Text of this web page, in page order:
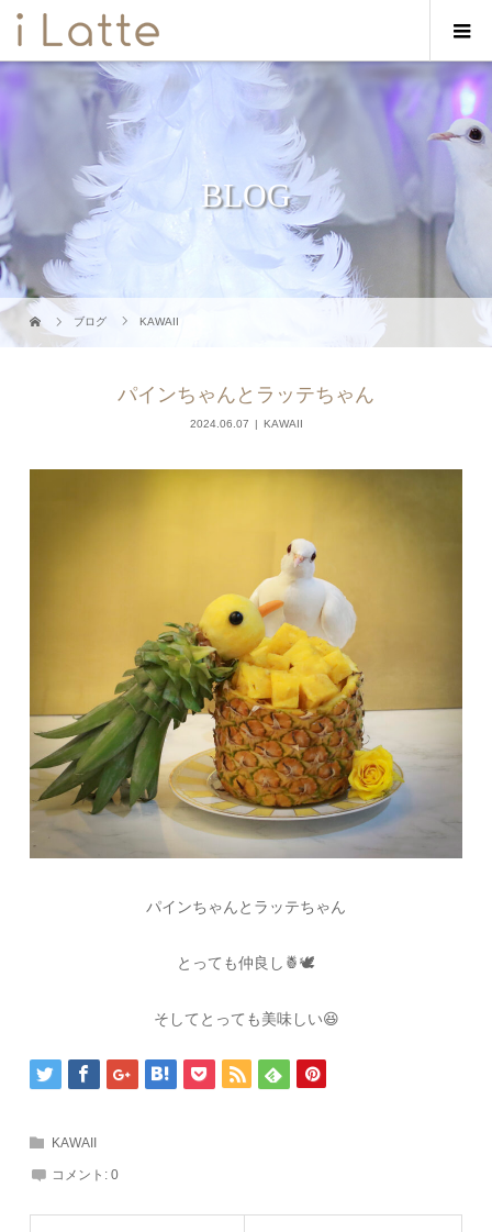
BLOG
ブログ KAWAII
パインちゃんとラッテちゃん
2024.06.07 KAWAII
パインちゃんとラッテちゃん
とっても仲良し🍍🕊
そしてとっても美味しい😆
KAWAII
コメント:0